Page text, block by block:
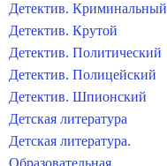
Детектив. Криминальный
Детектив. Крутой
Детектив. Политический
Детектив. Полицейский
Детектив. Шпионский
Детская литература
Детская литература.
Образовательная